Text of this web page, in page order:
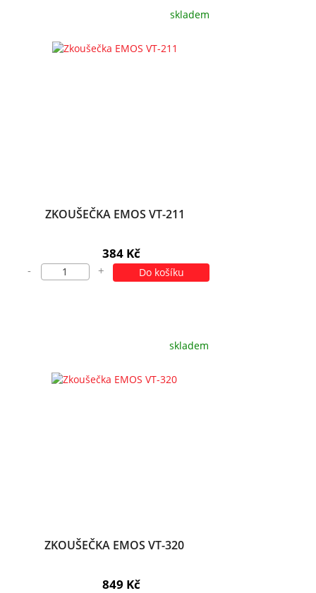
skladem
ZKOUŠEČKA EMOS VT-211
384 Kč
- + Do košíku
skladem
ZKOUŠEČKA EMOS VT-320
849 Kč